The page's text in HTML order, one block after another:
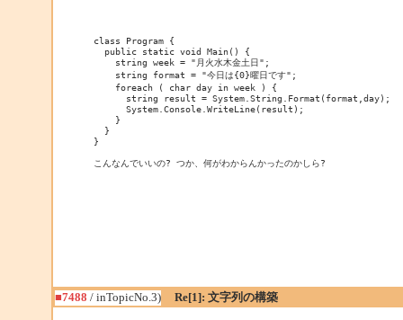
class Program {
  public static void Main() {
    string week = "月火水木金土日";
    string format = "今日は{0}曜日です";
    foreach ( char day in week ) {
      string result = System.String.Format(format,day);
      System.Console.WriteLine(result);
    }
  }
}
こんなんでいいの? つか、何がわからんかったのかしら?
■7488 / inTopicNo.3) Re[1]: 文字列の構築